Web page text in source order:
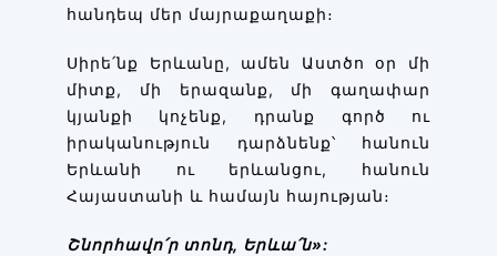
հանդեպ մեր մայրաքաղաքի։
Սիրե՛նք Երևանը, ամեն Աստծո օր մի
միտք, մի երազանք, մի գաղափար
կյանքի կոչենք, դրանք գործ ու
իրականություն դարձնենք՝ հանուն
Երևանի ու երևանցու, հանուն
Հայաստանի և համայն հայության։
Շնորհավո՛ր տոնդ, Երևա՛ն»: